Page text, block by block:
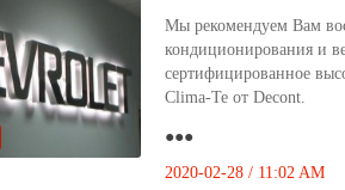
Мы рекомендуем Вам
кондиционирования и
сертифицированное
Clima-Te от Decont.
●●●
2020-02-28 / 11:02 AM